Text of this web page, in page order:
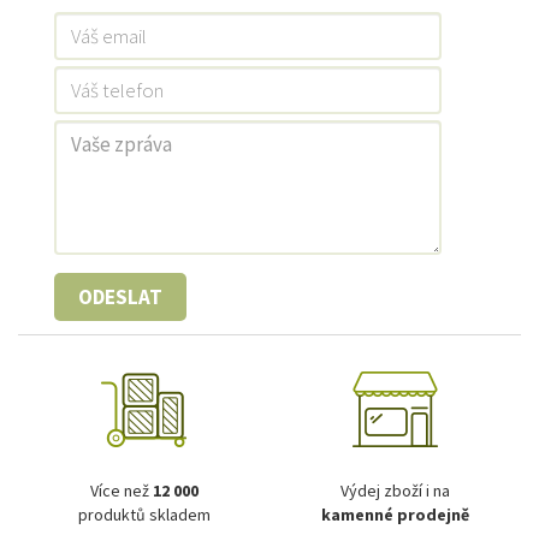
ODESLAT
Více než 12 000
produktů skladem
Výdej zboží i na
kamenné prodejně